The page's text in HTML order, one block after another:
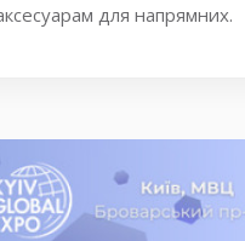
для напрямних.